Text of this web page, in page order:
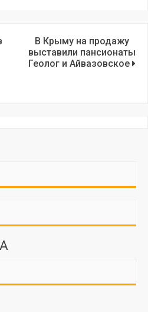
В Крыму на продажу
выставили пансионаты
Геолог и Айвазовское